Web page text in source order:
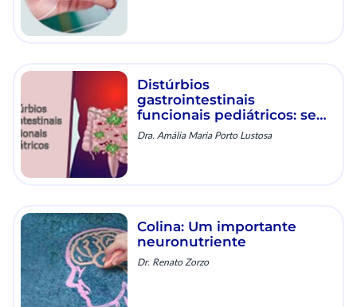
Distúrbios
gastrointestinais
funcionais pediátricos: se
as drogas não resolvem ...
Dra. Amália Maria Porto Lustosa
Colina: Um importante
neuronutriente
Dr. Renato Zorzo